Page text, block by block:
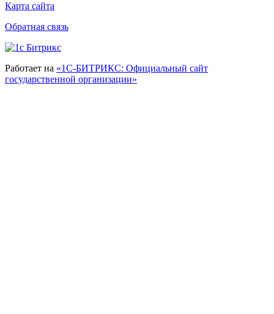
Карта сайта
Обратная связь
Работает на «1С-БИТРИКС: Официальный сайт
государственной организации»